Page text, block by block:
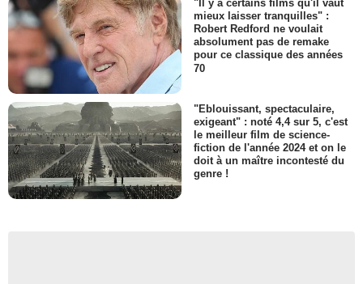
"Il y a certains films qu'il vaut
mieux laisser tranquilles" :
Robert Redford ne voulait
absolument pas de remake
pour ce classique des années
70
"Eblouissant, spectaculaire,
exigeant" : noté 4,4 sur 5, c'est
le meilleur film de science-
fiction de l'année 2024 et on le
doit à un maître incontesté du
genre !